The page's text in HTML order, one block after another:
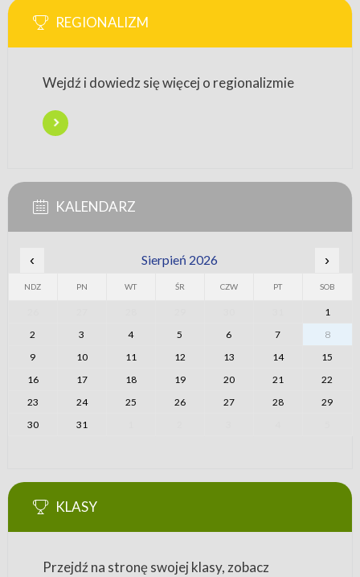
REGIONALIZM
Wejdź i dowiedz się więcej o regionalizmie
KALENDARZ
‹ Sierpień 2026 ›
NDZ PN WT ŚR CZW PT SOB
1
2
3 4 5 6 7
8
9
10 11 12 13 14
15
16
17 18 19 20 21
22
23
24 25 26 27 28
29
30
31
KLASY
Przejdź na stronę swojej klasy, zobacz